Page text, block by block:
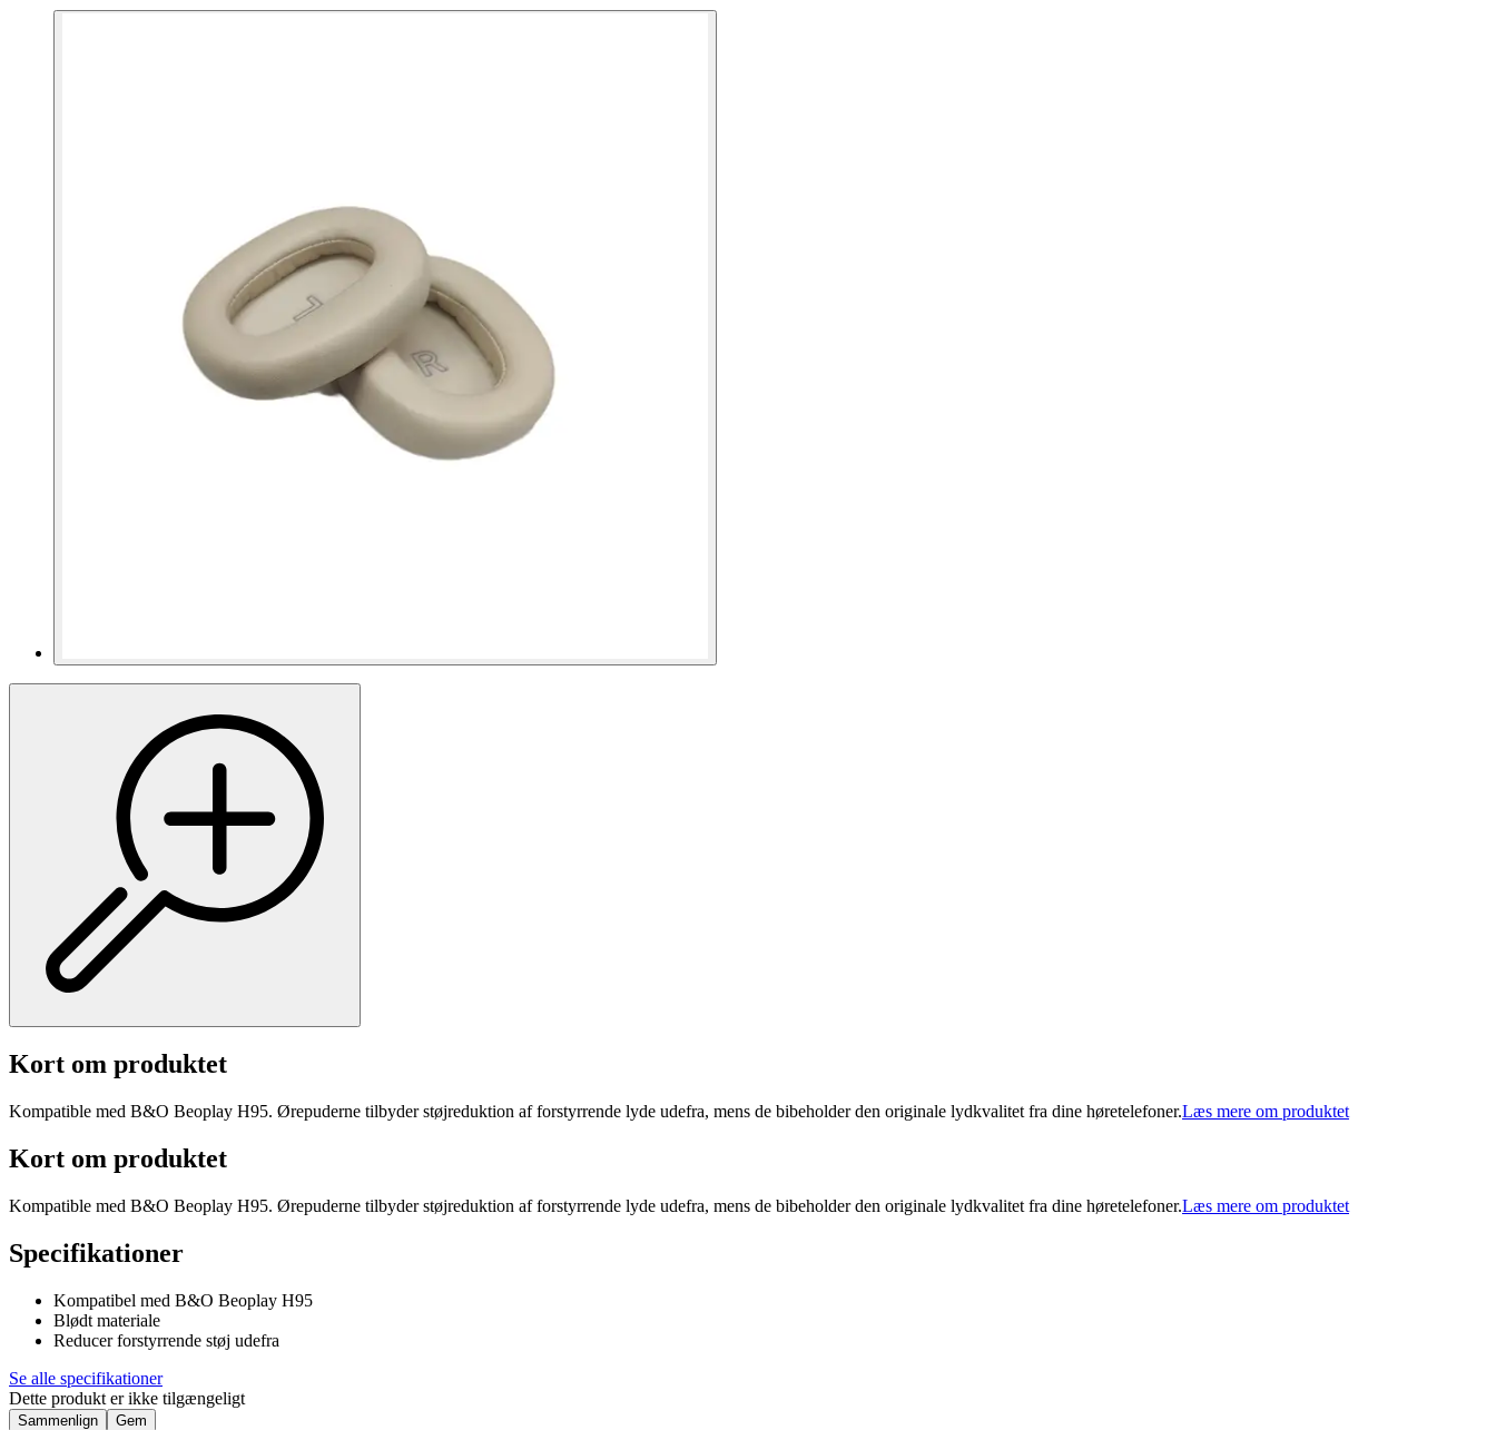
Kort om produktet
Kompatible med B&O Beoplay H95. Ørepuderne tilbyder støjreduktion af forstyrrende lyde udefra, mens de bibeholder den originale lydkvalitet fra dine høretelefoner.Læs mere om produktet
Kort om produktet
Kompatible med B&O Beoplay H95. Ørepuderne tilbyder støjreduktion af forstyrrende lyde udefra, mens de bibeholder den originale lydkvalitet fra dine høretelefoner.Læs mere om produktet
Specifikationer
Kompatibel med B&O Beoplay H95
Blødt materiale
Reducer forstyrrende støj udefra
Se alle specifikationer
Dette produkt er ikke tilgængeligt
Sammenlign Gem